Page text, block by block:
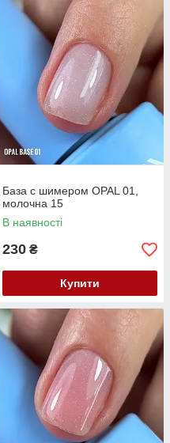
База с шимером OPAL 01,
молочна 15
В наявності
230 ₴
Купити